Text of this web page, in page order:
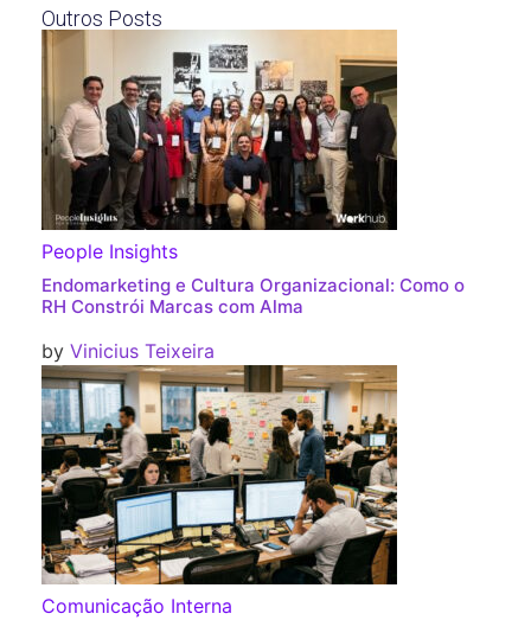
Outros Posts
People Insights
Endomarketing e Cultura Organizacional: Como o
RH Constrói Marcas com Alma
by Vinicius Teixeira
Comunicação Interna